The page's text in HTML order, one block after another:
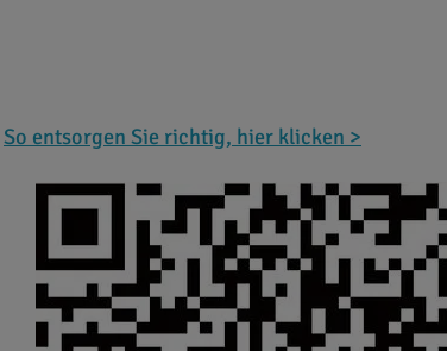
So entsorgen Sie richtig, hier klicken >